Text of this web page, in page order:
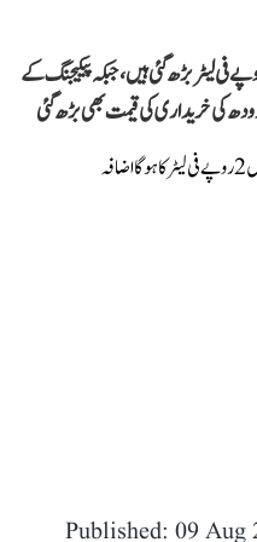
ایشن کے مطابق ڈیزل کی قیمتیں 10 روپے فی لیٹر بڑھ گئی ہیں، جبکہ پیکیجنگ کے
ہوا ہے۔ دودھ کی خریداری کی قیمت بھی بڑھ گئی
Published: 09 Aug